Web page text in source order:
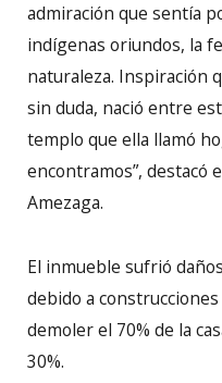
admiración que sentía
indígenas oriundos, la
naturaleza. Inspiración
sin duda, nació entre
templo que ella llamó
encontramos”, destacó
Amezaga.
El inmueble sufrió
debido a
demoler el 70% de la
30%.